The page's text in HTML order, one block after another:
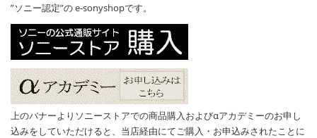
”ソニー認定”の e-sonyshopです。
上のバナーよりソニーストアでの商品購入およびαアカデミーのお申し
込みをしていただけると、当店経由にてご購入・お申込みされたことに